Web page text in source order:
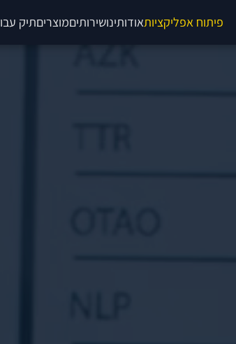
פיתוח אפליקציותאודותינושירותיםמוצריםתיק